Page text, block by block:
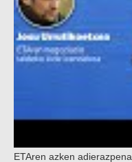
ETAren azken adierazpena